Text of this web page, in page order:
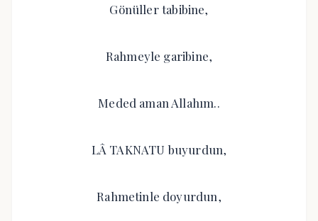
Gönüller tabibine,
Rahmeyle garibine,
Meded aman Allahım..
LÂ TAKNATU buyurdun,
Rahmetinle doyurdun,